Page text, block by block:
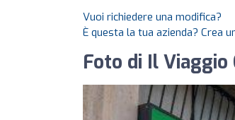
Vuoi richiedere una modifica?
È questa la tua azienda? Crea
Foto di Il Viaggio